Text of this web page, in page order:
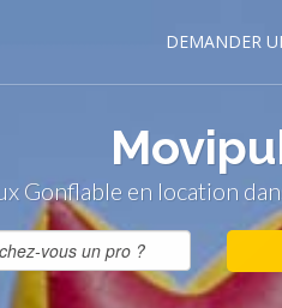
DEMANDER
Gonflable en location